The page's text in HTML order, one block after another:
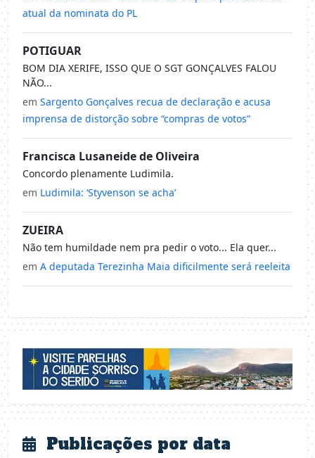
atual da nominata do PL
POTIGUAR
BOM DIA XERIFE, ISSO QUE O SGT GONÇALVES FALOU
NÃO...
em Sargento Gonçalves recua de declaração e acusa
imprensa de distorção sobre “compras de votos”
Francisca Lusaneide de Oliveira
Concordo plenamente Ludimila.
em Ludimila: ‘Styvenson se acha’
ZUEIRA
Não tem humildade nem pra pedir o voto... Ela quer...
em A deputada Terezinha Maia dificilmente será reeleita
Publicações por data